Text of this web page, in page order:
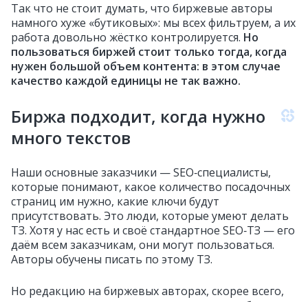
Так что не стоит думать, что биржевые авторы
намного хуже «бутиковых»: мы всех фильтруем, а их
работа довольно жёстко контролируется. Но
пользоваться биржей стоит только тогда, когда
нужен большой объем контента: в этом случае
качество каждой единицы не так важно.
Биржа подходит, когда нужно
много текстов
Наши основные заказчики — SEO‑специалисты,
которые понимают, какое количество посадочных
страниц им нужно, какие ключи будут
присутствовать. Это люди, которые умеют делать
ТЗ. Хотя у нас есть и своё стандартное SEO‑ТЗ — его
даём всем заказчикам, они могут пользоваться.
Авторы обучены писать по этому ТЗ.
Но редакцию на биржевых авторах, скорее всего,